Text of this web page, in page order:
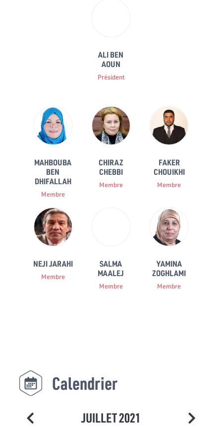
ALI BEN
AOUN
Président
MAHBOUBA
BEN
DHIFALLAH
Membre
CHIRAZ
CHEBBI
Membre
FAKER
CHOUIKHI
Membre
NEJI JARAHI
Membre
SALMA
MAALEJ
Membre
YAMINA
ZOGHLAMI
Membre
Calendrier
JUILLET 2021